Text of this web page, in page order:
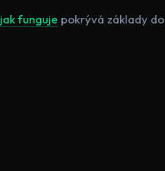
funguje pokrývá základy do